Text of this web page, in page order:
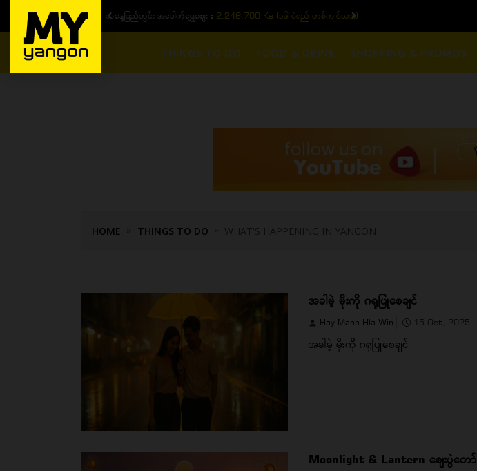
ယနေ့ပြည်တွင်း အခေါက်ရွှေဈေး : 2,246,700 Ks (၁၆ ပဲရည် တစ်ကျပ်သား)
THINGS TO DO FOOD & DRINK SHOPPING & PROMOS
HOME THINGS TO DO WHAT'S HAPPENING IN YANGON
အခါမဲ့ မိုးကို ဂရုပြုစေချင်
Hay Mann Hla Win 15 Oct, 2025
အခါမဲ့ မိုးကို ဂရုပြုစေချင်
Moonlight & Lantern စျေးပွဲတော်